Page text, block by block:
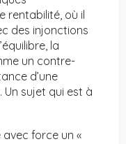
rentabilité, où il
des injonctions
la
un contre-
d’une
Un sujet qui est à
force un «